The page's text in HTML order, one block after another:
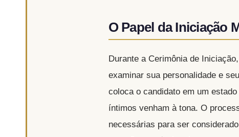
O Papel da Iniciação
Durante a Cerimônia de
examinar sua personalidade e
coloca o candidato em um
íntimos venham à tona. O
necessárias para ser